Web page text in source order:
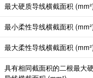
最大硬质导线横截面积
最小柔性导线横截面积
最大柔性导线横截面积
具有相同截面积的二根最大